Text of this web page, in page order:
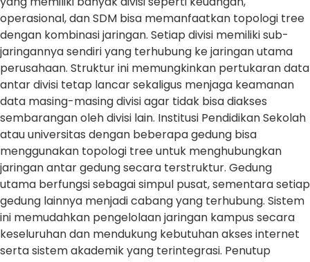
operasional, dan SDM bisa memanfaatkan topologi tree
dengan kombinasi jaringan. Setiap divisi memiliki sub-
jaringannya sendiri yang terhubung ke jaringan utama
perusahaan. Struktur ini memungkinkan pertukaran data
antar divisi tetap lancar sekaligus menjaga keamanan
data masing-masing divisi agar tidak bisa diakses
sembarangan oleh divisi lain. Institusi Pendidikan Sekolah
atau universitas dengan beberapa gedung bisa
menggunakan topologi tree untuk menghubungkan
jaringan antar gedung secara terstruktur. Gedung
utama berfungsi sebagai simpul pusat, sementara setiap
gedung lainnya menjadi cabang yang terhubung. Sistem
ini memudahkan pengelolaan jaringan kampus secara
keseluruhan dan mendukung kebutuhan akses internet
serta sistem akademik yang terintegrasi. Penutup